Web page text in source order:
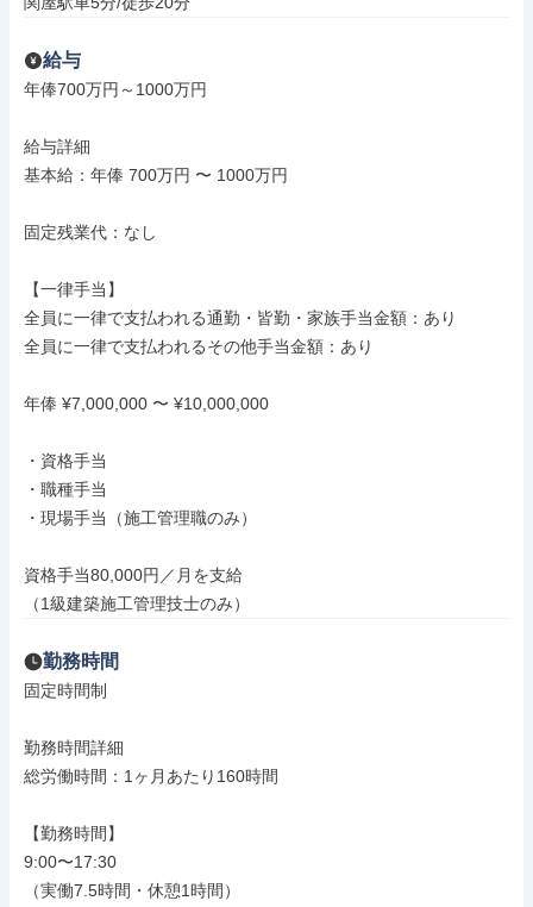
給与
年俸700万円～1000万円
給与詳細
基本給：年俸 700万円 〜 1000万円
固定残業代：なし
【一律手当】
全員に一律で支払われる通勤・皆勤・家族手当金額：あり
全員に一律で支払われるその他手当金額：あり
年俸 ¥7,000,000 〜 ¥10,000,000
・資格手当
・職種手当
・現場手当（施工管理職のみ）
資格手当80,000円／月を支給
（1級建築施工管理技士のみ）
勤務時間
固定時間制
勤務時間詳細
総労働時間：1ヶ月あたり160時間
【勤務時間】
9:00〜17:30
（実働7.5時間・休憩1時間）